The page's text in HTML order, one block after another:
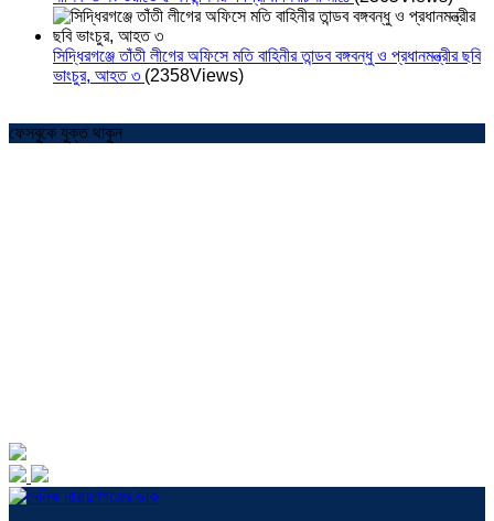
সিদ্ধিরগঞ্জে তাঁতী লীগের অফিসে মতি বাহিনীর তান্ডব বঙ্গবন্ধু ও প্রধানমন্ত্রীর ছবি
ভাংচুর, আহত ৩ (2358Views)
ফেসবুকে যুক্ত থাকুন